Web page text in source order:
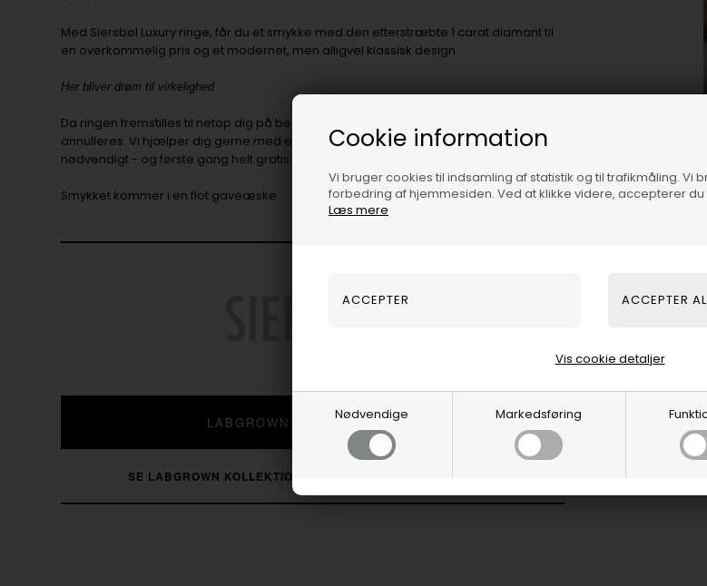
Cookie information
Vi bruger cookies til indsamling af statistik og til trafikmåling. Vi
forbedring af hjemmesiden. Ved at klikke videre, accepterer
Læs mere
Nødvendige Markedsføring
Vis cookie detaljer
Med Siersbøl Luxury ringe, får du et smykke med den efterstræbte 1 carat diamant til
en overkommelig pris og et modernet, men alligvel klassisk design
Her bliver drøm til virkelighed
Da ringen fremstilles til netop dig på bestilling, kan den ikke returneres, ombyttes eller
annulleres. Vi hjælper dig gerne med efter tilpasning af ringstørrelsen, hvis det bliver
nødvendigt - og første gang helt gratis.
Smykket kommer i en flot gaveæske
LABGROWN DIAMANTER
SE LABGROWN KOLLEKTIONEN SE ALLE DIAMANT SMYKKER